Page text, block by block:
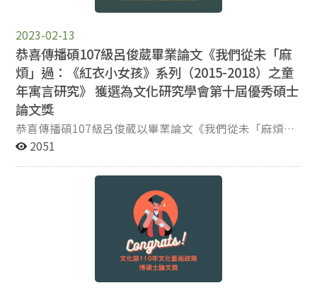
情中的「中國」言說分析：以臺灣 2020與2022年選舉為例
基於衣襬效應的2022年臺北市長選舉 大數據分析—小雞如何
成就母雞？ 政治大學傳院博士班 陳慧紋 臺灣視聽媒體平臺管
制框架之解構與重建 政治大學傳院博士班 張依萍 逆全球化下
美國媒體的風險敘事，以臺積電設廠美國為例 政治大學傳院
博士班 王悅 Baudrillard理論與「假新聞」：邁向基於象徵交
換的事件性分析 政治大學傳院博士生 吳奕均 新恐怖谷：人機
越界理論初探 政治大學傳院博士生 黃靜妮 共同演出：人機傳
播視角下初探人形機器人Pepper 政治大學傳院博士生 文楷誠
災難新聞現場的空拍機操作：技術實作與法規制度的探討 政
化研究取向如何教學？―「自我民族 誌」作為嘗試 政治大學
俄烏戰爭探討兩岸風險感知與政治參與之影響 政治大學傳播
Establishment of Diplomatic Relations between South
Korea and the PRC Poster session 姓名 級別 論文題目
張嘉恩 傳播碩士學位學程 What’s your Instagram?
Keeping the relationship by “Finsta” and “Close
Friends” 胡安妤 傳播碩士學位學程 Feminine or
Masculine?Advertising Portrayals of Female Athlete in
East Asia 徐誦陽 傳播碩士學位學程 The Visitors'
Aesthetic Experience in the VR Art Museum: Take the
Example of Matterport online exhibition - Taipei
Biennial 2020 陳禹函 本院在職碩專班 Who dare to
discriminate lesbian today? A research in lesbian
network group on Taiwan Bulletin Board System
FOMO FOMO對主觀幸福感影響：主動／被動使用
Instagram的中介效果 江曉琳 傳播碩二 社會運動抑或反向
宣傳？「大翻譯運動」如何選擇與再現中國境內輿論 陳彥
云 傳播碩二 追劇與惡的距離：青少年追劇成癮與幸福感
之相關性研究 王柏文 傳播碩三 融合技術與觀眾參與的
「政治時事特映會」— YouTube 政治時事網紅初探 張依
萍 傳播博二 國際登報倡議的能動性與湧現：批判實在論
的觀點 張依萍 傳播博二 失衡的社會課題：媒體及企業的
公共議題實踐 洪苑真 傳播博二 從「發布筆記」看 Z 世代
台灣大學生社群平台的使用與分化邏輯 楊濟瑋 傳播博二
孤獨的遊戲成癮者？ 玩家動機對寂寞感與遊戲成癮之關係
戰”：以政治經濟學的視角審視從地理空間到虛擬空間 的
會研究學會年會暨論文研討會「元宇宙METAVERSE」將
於11/5（六）在國立政治大學大勇樓舉行，時間為8:30
am - 5:30 pm，現正開放報名中！ 今年大會專題演講邀請
2023-02-13
恭喜傳播碩107級呂俊葳畢業論文《我們從未「麻
煩」過：《紅衣小女孩》系列（2015-2018）之童
年寓言研究》 獲選為文化研究學會第十屆優秀碩士
論文獎
恭喜傳播碩107級呂俊葳以畢業論文《我們從未「麻煩」
過：《紅衣小女孩》系列（2015-2018）之童年寓言研
2051